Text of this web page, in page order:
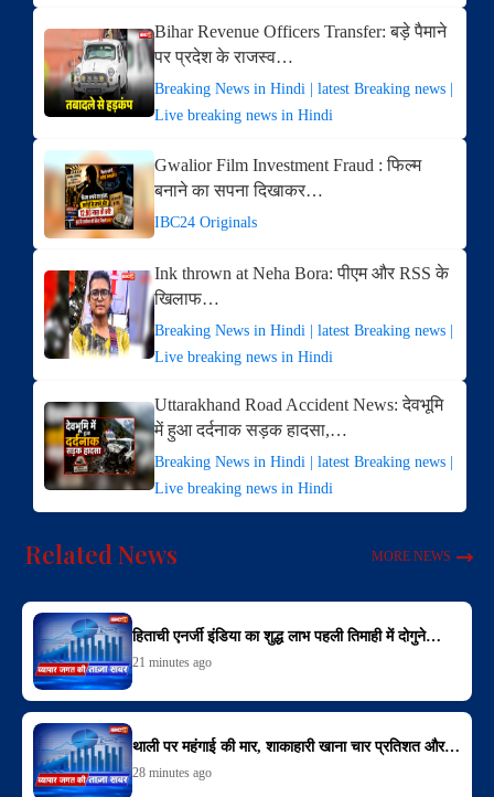
Bihar Revenue Officers Transfer: बड़े पैमाने
पर प्रदेश के राजस्व…
Breaking News in Hindi | latest Breaking news |
Live breaking news in Hindi
Gwalior Film Investment Fraud : फिल्म
बनाने का सपना दिखाकर…
IBC24 Originals
Ink thrown at Neha Bora: पीएम और RSS के
खिलाफ…
Breaking News in Hindi | latest Breaking news |
Live breaking news in Hindi
Uttarakhand Road Accident News: देवभूमि
में हुआ दर्दनाक सड़क हादसा,…
Breaking News in Hindi | latest Breaking news |
Live breaking news in Hindi
Related News MORE NEWS
हिताची एनर्जी इंडिया का शुद्ध लाभ पहली तिमाही में दोगुने…
21 minutes ago
थाली पर महंगाई की मार, शाकाहारी खाना चार प्रतिशत और…
28 minutes ago